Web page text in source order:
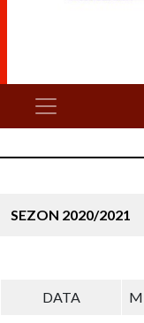
SEZON 2020/2021
DATA